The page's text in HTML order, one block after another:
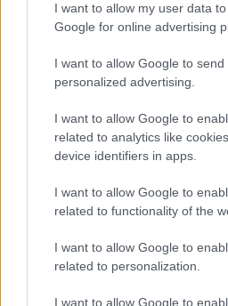
I want to allow my user data
Google for online advertising
I want to allow Google to send
personalized advertising.
I want to allow Google to
related to analytics like
device identifiers in apps.
I want to allow Google to
related to functionality of the
I want to allow Google to
related to personalization.
I want to allow Google to
“Tutto il M5s difese quella
Movimento si muoveva
Di Maio. Il voto su Ischia
espulsione. A certificarlo fu
nelle motivazioni che
provvedimento disciplinare.
Conte all’epoca nulla ebbe
l’ex senatore pentastellato
sassolino dalle scarpe.